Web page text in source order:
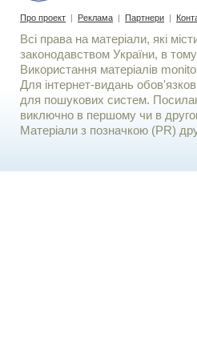
Про проект | Реклама | Партнери |
Всі права на матеріали, які
законодавством України, в
Використання матерiалiв
Для iнтернет-видань
для пошукових систем.
виключно в першому чи в
Матеріали з позначкою (PR)